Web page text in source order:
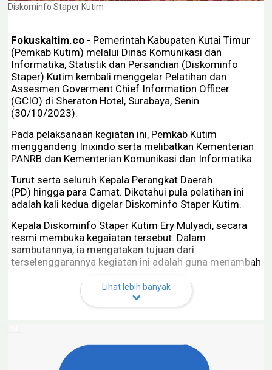
Diskominfo Staper Kutim
Fokuskaltim.co - Pemerintah Kabupaten Kutai Timur
(Pemkab Kutim) melalui Dinas Komunikasi dan
Informatika, Statistik dan Persandian (Diskominfo
Staper) Kutim kembali menggelar Pelatihan dan
Assesmen Goverment Chief Information Officer
(GCIO) di Sheraton Hotel, Surabaya, Senin
(30/10/2023).
Pada pelaksanaan kegiatan ini, Pemkab Kutim
menggandeng Inixindo serta melibatkan Kementerian
PANRB dan Kementerian Komunikasi dan Informatika.
Turut serta seluruh Kepala Perangkat Daerah
(PD) hingga para Camat. Diketahui pula pelatihan ini
adalah kali kedua digelar Diskominfo Staper Kutim.
Kepala Diskominfo Staper Kutim Ery Mulyadi, secara
resmi membuka kegaiatan tersebut. Dalam
sambutannya, ia mengatakan tujuan dari
terselenggarannya kegiatan ini adalah guna menambah
"Terlebih, bagi seluruh perangkat daerah dapat
memaksimalkan pelayanan masyarakat berbasis
akhirnya, yakni meningkatkan pelayanan kita terhadap
masyarakat,” terangnya.
Lihat lebih banyak